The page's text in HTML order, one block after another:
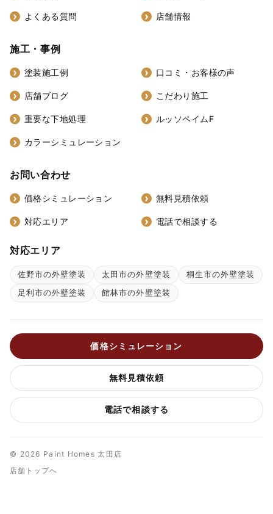
よくある質問 店舗情報
施工・事例
塗装施工例 口コミ・お客様の声
店舗ブログ こだわり施工
重要な下地処理 ルッソペイムF
カラーシミュレーション
お問い合わせ
価格シミュレーション 無料見積依頼
対応エリア 電話で相談する
対応エリア
佐野市の外壁塗装 太田市の外壁塗装
桐生市の外壁塗装
足利市の外壁塗装
館林市の外壁塗装
価格シミュレーション
無料見積依頼
電話で相談する
© 2026 Paint Homes 太田店
店舗トップへ